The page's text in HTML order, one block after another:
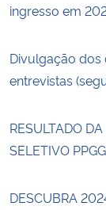
ingresso em
Divulgação dos
entrevistas
RESULTADO
SELETIVO
DESCUBRA